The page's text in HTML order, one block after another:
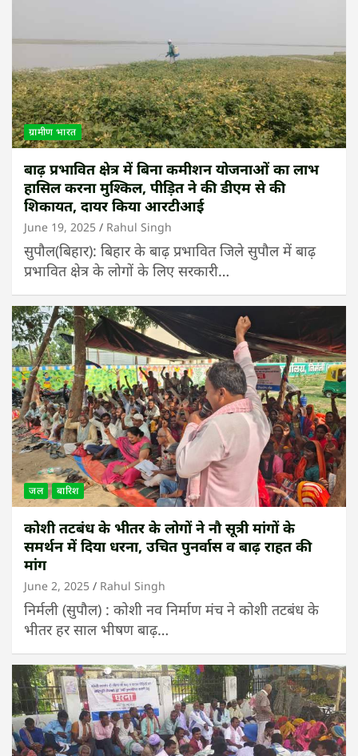
ग्रामीण भारत
बाढ़ प्रभावित क्षेत्र में बिना कमीशन योजनाओं का लाभ
हासिल करना मुश्किल, पीड़ित ने की डीएम से की
शिकायत, दायर किया आरटीआई
June 19, 2025 Rahul Singh
सुपौल(बिहार): बिहार के बाढ़ प्रभावित जिले सुपौल में बाढ़
प्रभावित क्षेत्र के लोगों के लिए सरकारी…
जल बारिश
कोशी तटबंध के भीतर के लोगों ने नौ सूत्री मांगों के
समर्थन में दिया धरना, उचित पुनर्वास व बाढ़ राहत की
मांग
June 2, 2025 Rahul Singh
निर्मली (सुपौल) : कोशी नव निर्माण मंच ने कोशी तटबंध के
भीतर हर साल भीषण बाढ़…